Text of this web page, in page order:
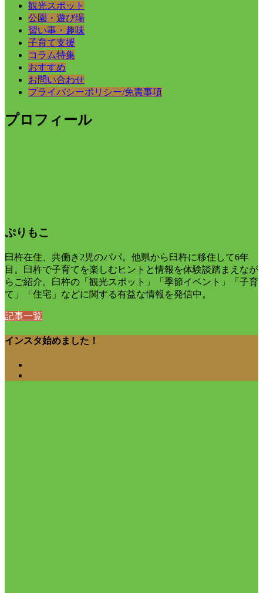
観光スポット
公園・遊び場
習い事・趣味
子育て支援
コラム特集
おすすめ
お問い合わせ
プライバシーポリシー/免責事項
プロフィール
ぷりもこ
臼杵在住、共働き2児のパパ。他県から臼杵に移住して6年
目。臼杵で子育てを楽しむヒントと情報を体験談踏まえなが
らご紹介。臼杵の「観光スポット」「季節イベント」「子育
て」「住宅」などに関する有益な情報を発信中。
記事一覧
インスタ始めました！